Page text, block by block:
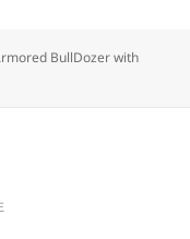
ai
l BullDozer with